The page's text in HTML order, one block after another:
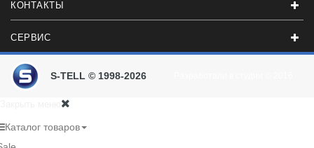
КОНТАКТЫ
СЕРВИС
S-TELL © 1998-2026
Каталог товаров